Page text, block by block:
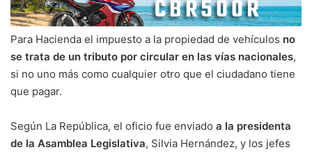
Para Hacienda el impuesto a la propiedad de vehículos no
se trata de un tributo por circular en las vías nacionales,
si no uno más como cualquier otro que el ciudadano tiene
que pagar.
Según La República, el oficio fue enviado a la presidenta
de la Asamblea Legislativa, Silvia Hernández, y los jefes